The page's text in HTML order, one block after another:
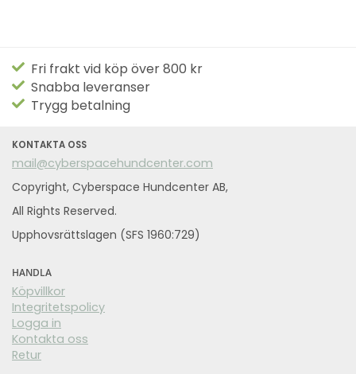
Fri frakt vid köp över 800 kr
Snabba leveranser
Trygg betalning
KONTAKTA OSS
mail@cyberspacehundcenter.com
Copyright, Cyberspace Hundcenter AB,
All Rights Reserved.
Upphovsrättslagen (SFS 1960:729)
HANDLA
Köpvillkor
Integritetspolicy
Logga in
Kontakta oss
Retur